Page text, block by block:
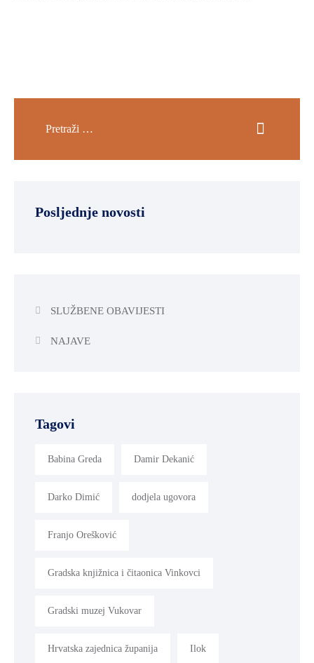
Posljednje novosti
SLUŽBENE OBAVIJESTI
NAJAVE
Tagovi
Babina Greda Damir Dekanić
Darko Dimić dodjela ugovora
Franjo Orešković
Gradska knjižnica i čitaonica Vinkovci
Gradski muzej Vukovar
Hrvatska zajednica županija Ilok